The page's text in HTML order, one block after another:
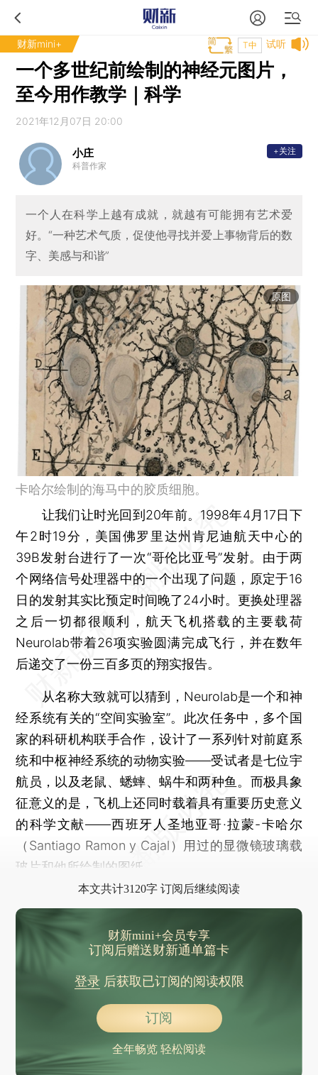
财新mini+ 试听
T中
一个多世纪前绘制的神经元图片，
至今用作教学｜科学
2021年12月07日 20:00
小庄
科普作家
+关注
一个人在科学上越有成就，就越有可能拥有艺术爱
好。“一种艺术气质，促使他寻找并爱上事物背后的数
字、美感与和谐”
原图
卡哈尔绘制的海马中的胶质细胞。
让我们让时光回到20年前。1998年4月17日下
午2时19分，美国佛罗里达州肯尼迪航天中心的
39B发射台进行了一次“哥伦比亚号”发射。由于两
个网络信号处理器中的一个出现了问题，原定于16
日的发射其实比预定时间晚了24小时。更换处理器
之后一切都很顺利，航天飞机搭载的主要载荷
Neurolab带着26项实验圆满完成飞行，并在数年
后递交了一份三百多页的翔实报告。
从名称大致就可以猜到，Neurolab是一个和神
经系统有关的“空间实验室”。此次任务中，多个国
家的科研机构联手合作，设计了一系列针对前庭系
统和中枢神经系统的动物实验——受试者是七位宇
航员，以及老鼠、蟋蟀、蜗牛和两种鱼。而极具象
征意义的是，飞机上还同时载着具有重要历史意义
的科学文献——西班牙人圣地亚哥·拉蒙-卡哈尔
（Santiago Ramon y Cajal）用过的显微镜玻璃载
玻片和他所绘制的图纸。
本文共计3120字 订阅后继续阅读
财新mini+会员专享
订阅后赠送财新通单篇卡
登录后获取已订阅的阅读权限
订阅
全年畅览 轻松阅读